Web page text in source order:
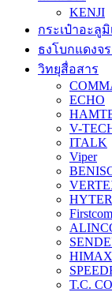
KENJI
กระเป๋าอะลูมิ
ธงโบกแดงจ
วิทยุสื่อสาร
ECHO
V-
ITALK
Viper
Firstcom
HIMAX
T.C.